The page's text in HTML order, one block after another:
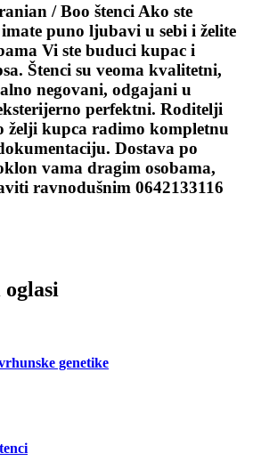
/ Boo štenci Ako ste
puno ljubavi u sebi i želite
Vi ste buduci kupac i
Štenci su veoma kvalitetni,
negovani, odgajani u
perfektni. Roditelji
želji kupca radimo kompletnu
Dostava po
vama dragim osobama,
ravnodušnim 0642133116
oglasi
genetike